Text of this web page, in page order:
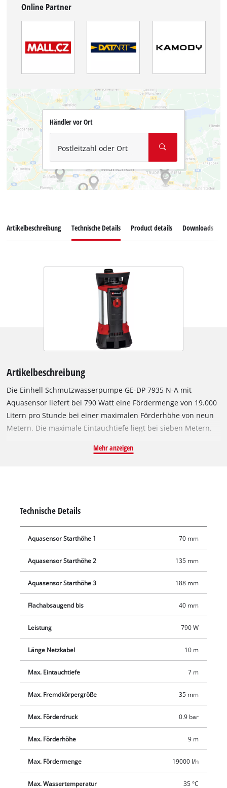
Online Partner
Händler vor Ort
Postleitzahl oder Ort
Artikelbeschreibung Technische Details Product details Downloads
Artikelbeschreibung
Die Einhell Schmutzwasserpumpe GE-DP 7935 N-A mit
Aquasensor liefert bei 790 Watt eine Fördermenge von 19.000
Litern pro Stunde bei einer maximalen Förderhöhe von neun
Metern. Die maximale Eintauchtiefe liegt bei sieben Metern.
Durchmesser von 35 Millimetern. Damit ist die
drei automatischen Starthöhen oder kann im Dauerbetrieb
eingesetzt werden. Aufgrund des integrierten Aquasensors
hat die Pumpe eine schlanke Bauform und findet auch in
Gleitringdichtung sorgt für lange Lebensdauer. Das robuste
Gehäuse besteht aus schlagfestem Kunststoff mit Edelstahl-
Außenhaut. Gut erreichbar ist der Schlauchanschluss an der
Pumpenoberseite. Zum Ausstattungsumfang gehören der
ergonomische Tragegriff, eine zehn Meter lange Netzleitung
und die Kabelaufwicklung sowie eine integrierte Aufhängeöse.
Mehr anzeigen
Technische Details
Aquasensor Starthöhe 1 70 mm
Aquasensor Starthöhe 2 135 mm
Aquasensor Starthöhe 3 188 mm
Flachabsaugend bis 40 mm
Leistung 790 W
Länge Netzkabel 10 m
Max. Eintauchtiefe 7 m
Max. Fremdkörpergröße 35 mm
Max. Förderdruck 0.9 bar
Max. Förderhöhe 9 m
Max. Fördermenge 19000 l/h
Max. Wassertemperatur 35 °C